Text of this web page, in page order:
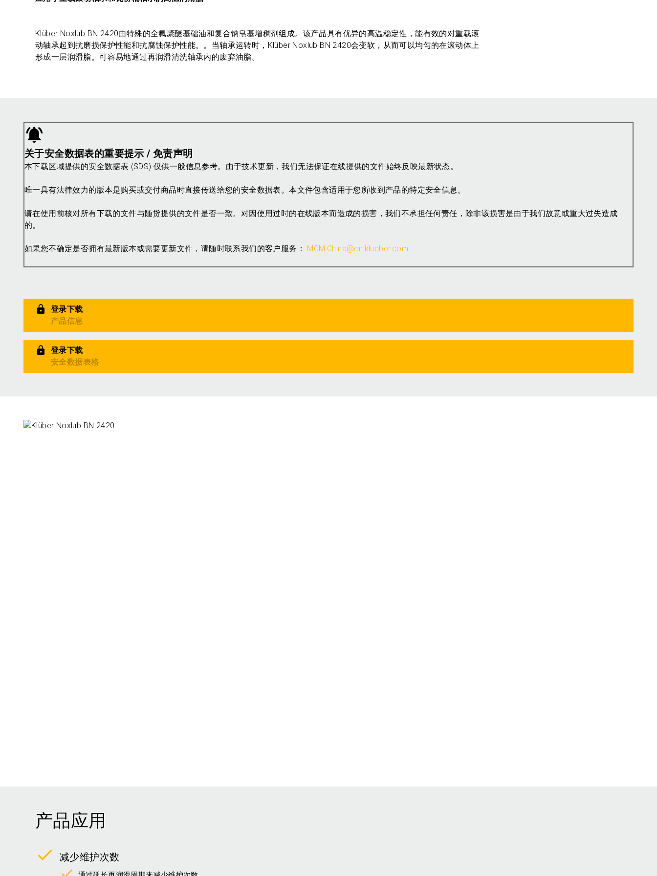
Klüber Noxlub BN 2420由特殊的全氟聚醚基础油和复合钠皂基增稠剂组成。该产品具有优异的高温稳定性，能有效的对重载滚
动轴承起到抗磨损保护性能和抗腐蚀保护性能。。当轴承运转时，Klüber Noxlub BN 2420会变软，从而可以均匀的在滚动体上
形成一层润滑脂。可容易地通过再润滑清洗轴承内的废弃油脂。
关于安全数据表的重要提示 / 免责声明
本下载区域提供的安全数据表 (SDS) 仅供一般信息参考。由于技术更新，我们无法保证在线提供的文件始终反映最新状态。
唯一具有法律效力的版本是购买或交付商品时直接传送给您的安全数据表。本文件包含适用于您所收到产品的特定安全信息。
请在使用前核对所有下载的文件与随货提供的文件是否一致。对因使用过时的在线版本而造成的损害，我们不承担任何责任，除非该损害是由于我们故意或重大过失造成
的。
如果您不确定是否拥有最新版本或需要更新文件，请随时联系我们的客户服务： MCM.China@cn.klueber.com
登录下载
产品信息
登录下载
安全数据表格
产品应用
减少维护次数